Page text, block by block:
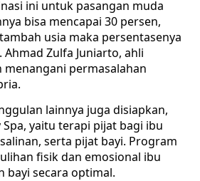
ini untuk pasangan muda
bisa mencapai 30 persen,
usia maka persentasenya
Zulfa Juniarto, ahli
permasalahan
lainnya juga disiapkan,
yaitu terapi pijat bagi ibu
serta pijat bayi. Program
fisik dan emosional ibu
bayi secara optimal.